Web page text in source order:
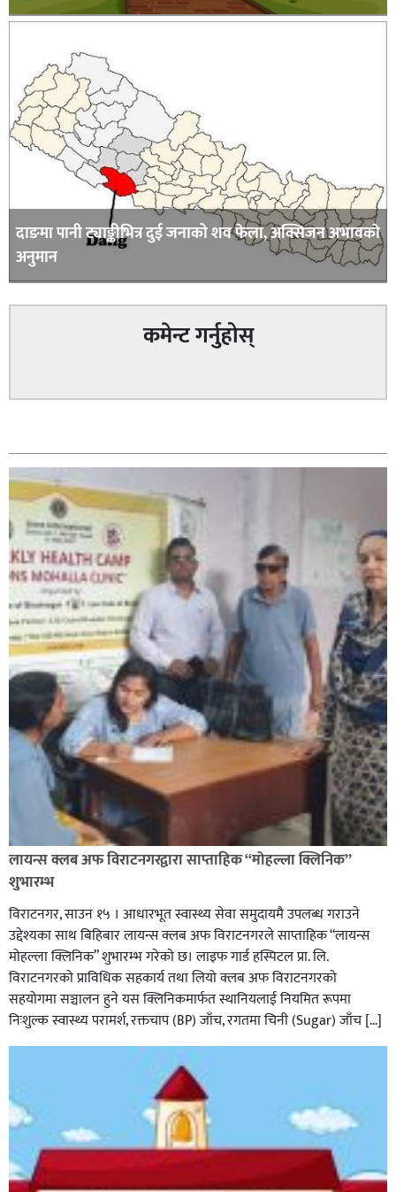
दाङमा पानी ट्याङ्कीभित्र दुई जनाको शव फेला, अक्सिजन अभावकाे
अनुमान
कमेन्ट गर्नुहोस्
लायन्स क्लब अफ विराटनगरद्वारा साप्ताहिक “मोहल्ला क्लिनिक”
शुभारम्भ
विराटनगर, साउन १५ । आधारभूत स्वास्थ्य सेवा समुदायमै उपलब्ध गराउने
उद्देश्यका साथ बिहिबार लायन्स क्लब अफ विराटनगरले साप्ताहिक “लायन्स
मोहल्ला क्लिनिक” शुभारम्भ गरेकाे छ। लाइफ गार्ड हस्पिटल प्रा. लि.
विराटनगरको प्राविधिक सहकार्य तथा लियो क्लब अफ विराटनगरको
सहयोगमा सञ्चालन हुने यस क्लिनिकमार्फत स्थानियलाई नियमित रूपमा
निःशुल्क स्वास्थ्य परामर्श, रक्तचाप (BP) जाँच, रगतमा चिनी (Sugar) जाँच […]